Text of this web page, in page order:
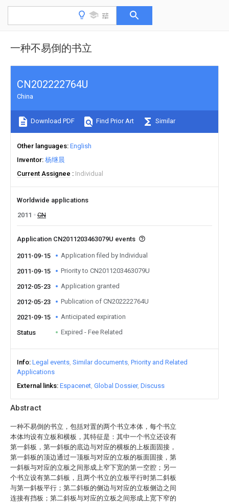
一种不易倒的书立
Abstract
一种不易倒的书立，包括对置的两个书立本体，每个书立
本体均设有立板和横板，其特征是：其中一个书立还设有
第一斜板，第一斜板的底边与对应的横板的上板面固接，
第一斜板的顶边通过一顶板与对应的立板的板面固接，第
一斜板与对应的立板之间形成上窄下宽的第一空腔；另一
个书立设有第二斜板，且两个书立的立板平行时第二斜板
与第一斜板平行；第二斜板的侧边与对应的立板侧边之间
连接有挡板；第二斜板与对应的立板之间形成上宽下窄的
CN202222764U
China
Download PDF Find Prior Art Similar
Other languages English
Inventor 杨继晨
Current Assignee
Individual
Worldwide applications
2011
CN
Application CN2011203463079U events
2011-09-15 Application filed by Individual
2011-09-15 Priority to CN2011203463079U
2012-05-23 Application granted
2012-05-23 Publication of CN202222764U
2021-09-15 Anticipated expiration
Status Expired - Fee Related
Info Legal events Similar documents Priority and Related
Applications
External links Espacenet Global Dossier Discuss